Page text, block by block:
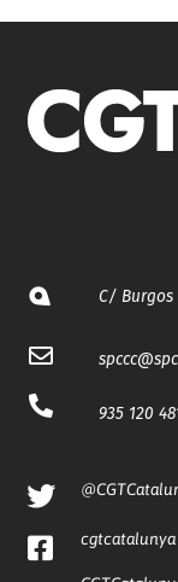
C/ Burgos
spccc@
935 120
cgtcatalunya